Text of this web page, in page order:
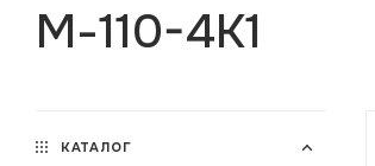
М-110-4K1
КАТАЛОГ